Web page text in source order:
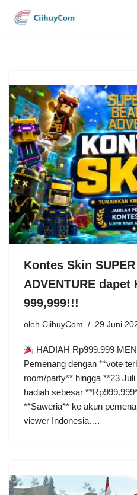
Kontes Skin
ADVENTURE dapet
999,999!!!
oleh CiihuyCom 29 Juni
HADIAH Rp999.999
Pemenang dengan **vote
room/party** hingga **23
hadiah sebesar
**Saweria** ke akun
viewer Indonesia.…